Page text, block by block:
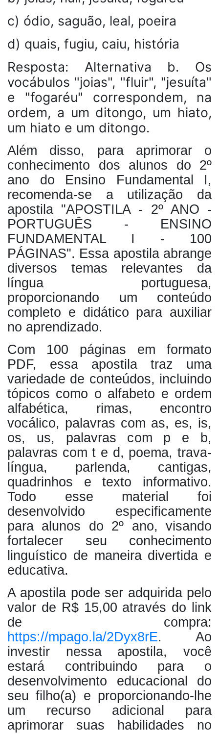
c) ódio, saguão, leal, poeira
d) quais, fugiu, caiu, história
Resposta: Alternativa b. Os
vocábulos "joias", "fluir", "jesuíta"
e "fogaréu" correspondem, na
ordem, a um ditongo, um hiato,
um hiato e um ditongo.
Além disso, para aprimorar o
conhecimento dos alunos do 2º
ano do Ensino Fundamental I,
recomenda-se a utilização da
apostila "APOSTILA - 2º ANO -
PORTUGUÊS - ENSINO
FUNDAMENTAL I - 100
PÁGINAS". Essa apostila abrange
diversos temas relevantes da
língua portuguesa,
proporcionando um conteúdo
completo e didático para auxiliar
no aprendizado.
Com 100 páginas em formato
PDF, essa apostila traz uma
variedade de conteúdos, incluindo
tópicos como o alfabeto e ordem
alfabética, rimas, encontro
vocálico, palavras com as, es, is,
os, us, palavras com p e b,
palavras com t e d, poema, trava-
língua, parlenda, cantigas,
quadrinhos e texto informativo.
Todo esse material foi
desenvolvido especificamente
para alunos do 2º ano, visando
fortalecer seu conhecimento
linguístico de maneira divertida e
educativa.
A apostila pode ser adquirida pelo
valor de R$ 15,00 através do link
de compra:
https://mpago.la/2Dyx8rE. Ao
investir nessa apostila, você
estará contribuindo para o
desenvolvimento educacional do
seu filho(a) e proporcionando-lhe
um recurso adicional para
aprimorar suas habilidades no